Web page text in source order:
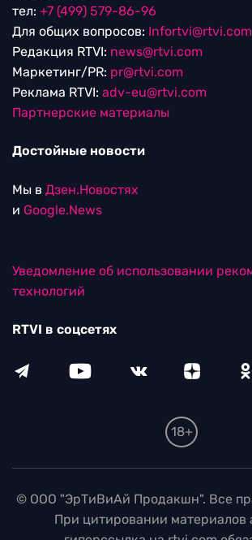
тел: +7 (499) 579-86-96
Для общих вопросов: Infortvi@rtvi.com
Редакция RTVI: news@rtvi.com
Маркетинг/PR: pr@rtvi.com
Реклама RTVI: adv-eu@rtvi.com
Партнерские материалы
Достойные новости
Мы в Дзен.Новостях
и Google.News
Уведомление об использовании
технологий
RTVI в соцсетях
18+
© ООО "ЭрТиВиАй Продакшн". Все
При цитировании материалов